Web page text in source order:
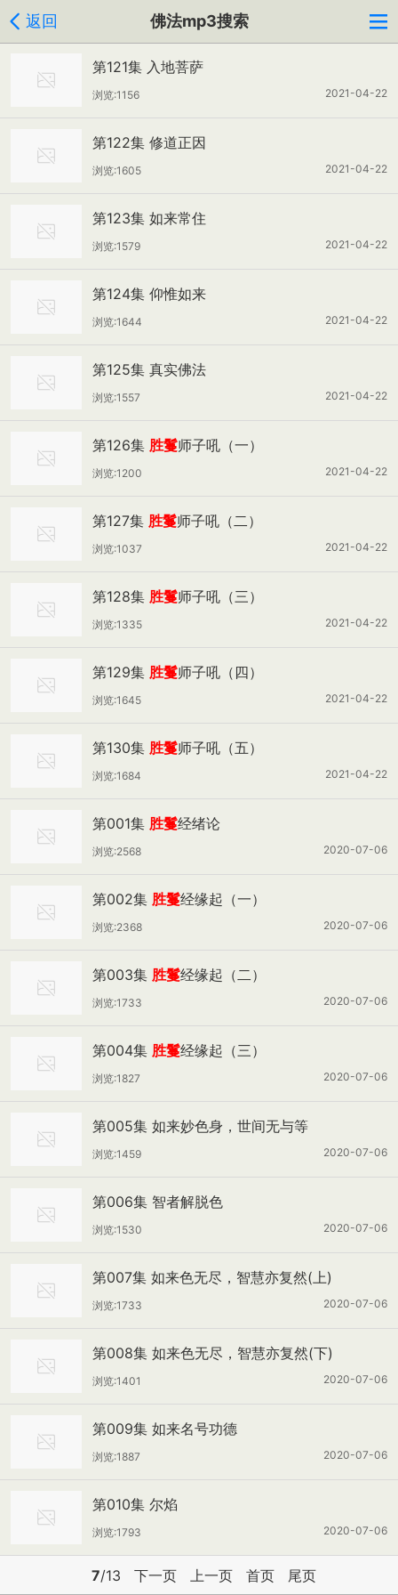
返回 佛法mp3搜索
第121集 入地菩萨
2021-04-22
浏览:1156
第122集 修道正因
2021-04-22
浏览:1605
第123集 如来常住
2021-04-22
浏览:1579
第124集 仰惟如来
2021-04-22
浏览:1644
第125集 真实佛法
2021-04-22
浏览:1557
第126集 胜鬘师子吼（一）
2021-04-22
浏览:1200
第127集 胜鬘师子吼（二）
2021-04-22
浏览:1037
第128集 胜鬘师子吼（三）
2021-04-22
浏览:1335
第129集 胜鬘师子吼（四）
2021-04-22
浏览:1645
第130集 胜鬘师子吼（五）
2021-04-22
浏览:1684
第001集 胜鬘经绪论
2020-07-06
浏览:2568
第002集 胜鬘经缘起（一）
2020-07-06
浏览:2368
第003集 胜鬘经缘起（二）
2020-07-06
浏览:1733
第004集 胜鬘经缘起（三）
2020-07-06
浏览:1827
第005集 如来妙色身，世间无与等
2020-07-06
浏览:1459
第006集 智者解脱色
2020-07-06
浏览:1530
第007集 如来色无尽，智慧亦复然(上)
2020-07-06
浏览:1733
第008集 如来色无尽，智慧亦复然(下)
2020-07-06
浏览:1401
第009集 如来名号功德
2020-07-06
浏览:1887
第010集 尔焰
2020-07-06
浏览:1793
7/13 下一页 上一页 首页 尾页